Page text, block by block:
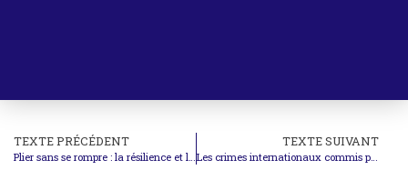
TEXTE PRÉCÉDENT
Plier sans se rompre : la résilience et l’évolution du droit international
TEXTE SUIVANT
Les crimes internationaux commis par Israël au Liban et le coût de l’impunité